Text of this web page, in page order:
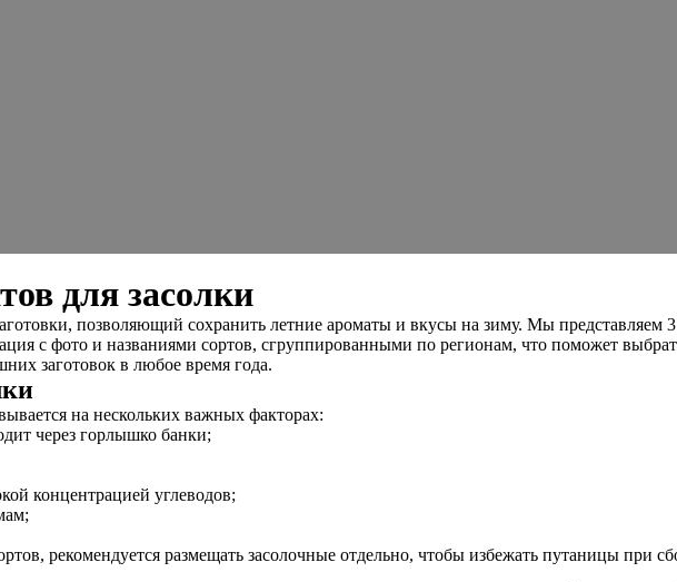
для засолки
позволяющий сохранить летние ароматы и вкусы на зиму. Мы представляем
с фото и названиями сортов, сгруппированными по регионам, что поможет
заготовок в любое время года.
на нескольких важных факторах:
через горлышко банки;
концентрацией углеводов;
рекомендуется размещать засолочные отдельно, чтобы избежать путаницы при